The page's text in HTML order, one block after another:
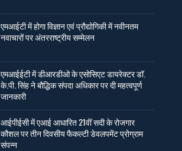
एमआईटी में होगा विज्ञान एवं प्रौद्योगिकी में नवीनतम
नवाचारों पर अंतरराष्ट्रीय सम्मेलन
एमआईईटी में डीआरडीओ के एसोसिएट डायरेक्टर डॉ.
के.पी. सिंह ने बौद्धिक संपदा अधिकार पर दी महत्वपूर्ण
जानकारी
आईपीईसी में एआई आधारित 21वीं सदी के रोजगार
कौशल पर तीन दिवसीय फैकल्टी डेवलपमेंट प्रोग्राम
संपन्न